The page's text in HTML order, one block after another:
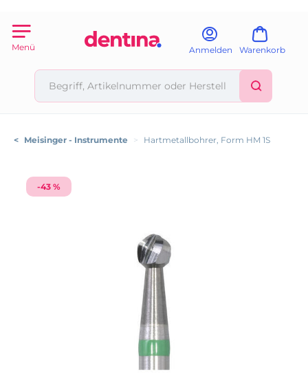
Menü Anmelden Warenkorb
< Meisinger - Instrumente > Hartmetallbohrer, Form HM 1S
-43 %